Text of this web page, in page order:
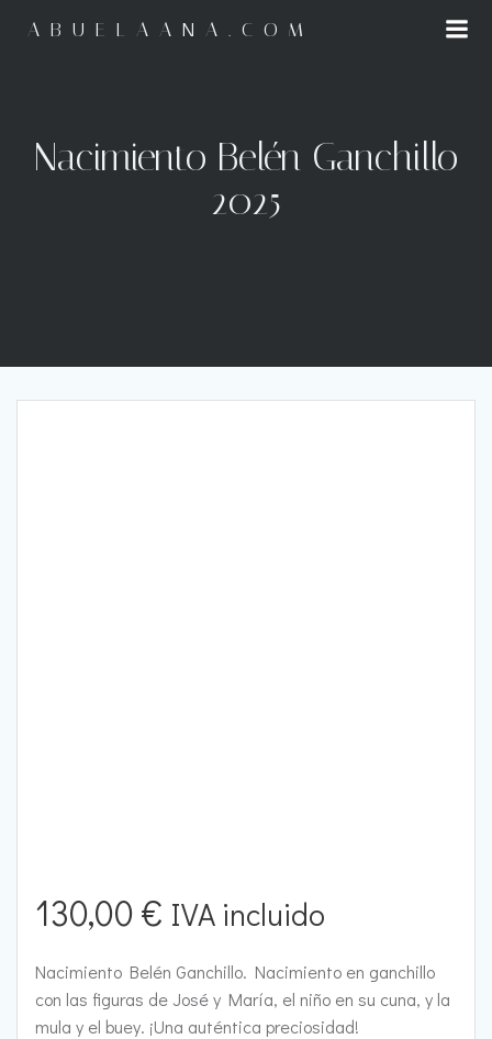
ABUELAANA.COM
Nacimiento Belén Ganchillo
2025
130,00€ IVA incluido
Nacimiento Belén Ganchillo. Nacimiento en ganchillo
con las figuras de José y María, el niño en su cuna, y la
mula y el buey. ¡Una auténtica preciosidad!